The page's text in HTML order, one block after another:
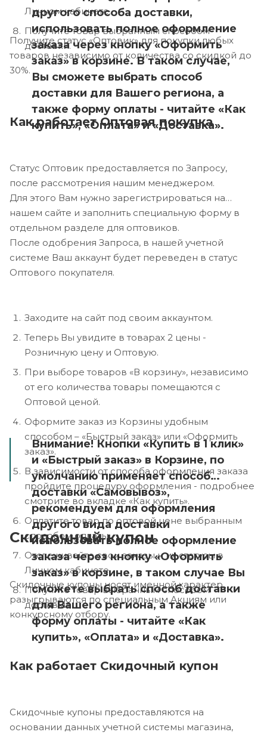
Личном кабинете.
Получите товар выбранным способом
доставки.
другого способа доставки,
использовать полное оформление
заказа через кнопку «Оформить
заказ» в корзине. В таком случае,
Вы сможете выбрать способ
доставки для Вашего региона, а
также форму оплаты - читайте «Как
купить», «Оплата» и «Доставка».
Получите статус «Оптовик» для покупки любых
товаров независимо от количества со скидкой до
30%.
Как работает Оптовая покупка
Статус Оптовик предоставляется по Запросу,
после рассмотрения нашим менеджером.
Для этого Вам нужно зарегистрироваться на
нашем сайте и заполнить специальную форму в
отдельном разделе для оптовиков.
После одобрения Запроса, в нашей учетной
системе Ваш аккаунт будет переведен в статус
Оптового покупателя.
Заходите на сайт под своим аккаунтом.
Теперь Вы увидите в товарах 2 цены -
Розничную цену и Оптовую.
При выборе товаров «В корзину», независимо
от его количества товары помещаются с
Оптовой ценой.
Оформите заказ из Корзины удобным
способом – «Быстрый заказ» или «Оформить
заказ».
В зависимости от способа оформления заказа
пройдите процедуру оформления - подробнее
смотрите во вкладке «Как купить».
Оплатите товар по оптовой цене выбранным
способом оплаты.
Отслеживайте свои заказы и их статусы в
Личном кабинете.
Получите товар выбранным способом
доставки.
Внимание! Кнопки «Купить в 1 клик»
и «Быстрый заказ» в Корзине, по
умолчанию применяет способ
доставки «Самовывоз»,
рекомендуем для оформления
другого вида доставки
использовать полное оформление
заказа через кнопку «Оформить
заказ» в корзине, в таком случае Вы
сможете выбрать способ доставки
для Вашего региона, а также
форму оплаты - читайте «Как
купить», «Оплата» и «Доставка».
Скидочный купон
Скидочные купоны носят именной характер,
разыгрываются по специальным Акциям или
конкурсному отбору.
Как работает Скидочный купон
Скидочные купоны предоставляются на
основании данных учетной системы магазина,